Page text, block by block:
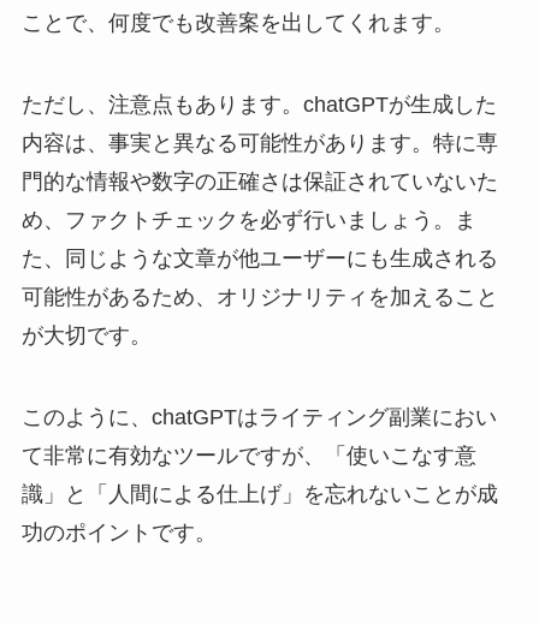
ことで、何度でも改善案を出してくれます。
ただし、注意点もあります。chatGPTが生成した
内容は、事実と異なる可能性があります。特に専
門的な情報や数字の正確さは保証されていないた
め、ファクトチェックを必ず行いましょう。ま
た、同じような文章が他ユーザーにも生成される
可能性があるため、オリジナリティを加えること
が大切です。
このように、chatGPTはライティング副業におい
て非常に有効なツールですが、「使いこなす意
識」と「人間による仕上げ」を忘れないことが成
功のポイントです。